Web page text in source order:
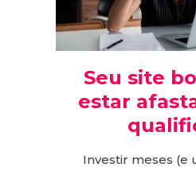
Seu site
estar
Investir meses (e